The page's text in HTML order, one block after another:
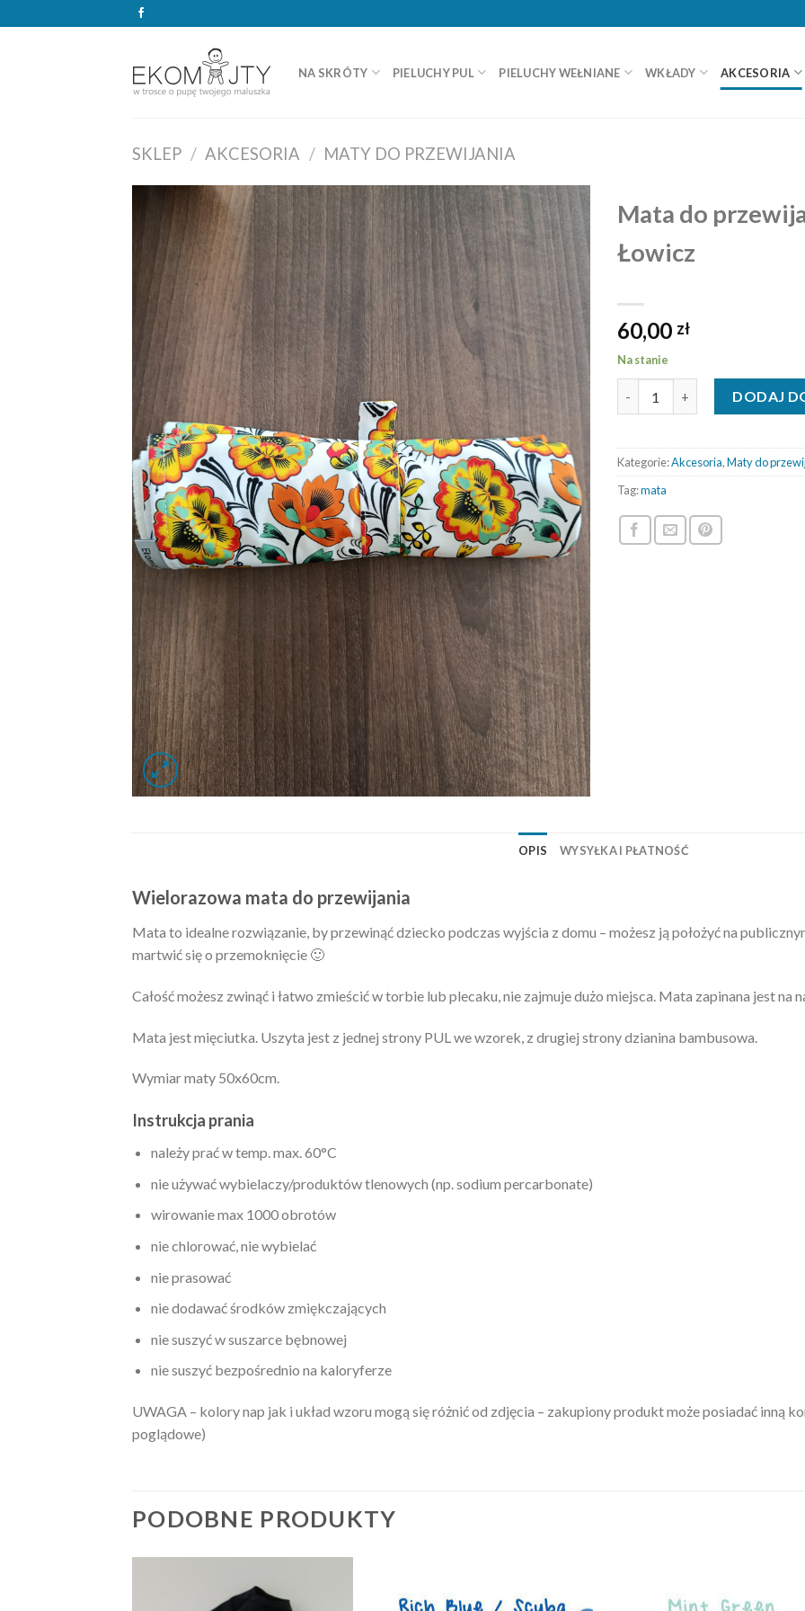
to
NA SKRÓTY PIELUCHY PUL PIELUCHY WEŁNIANE WKŁADY AKCESORIA
SKLEP / AKCESORIA / MATY DO PRZEWIJANIA
Mata do
Łowicz
60,00 zł
Na stanie
DODAJ
Kategorie:Akcesoria,Maty do
Tag:mata
OPIS WYSYŁKA I PŁATNOŚĆ
Wielorazowa mata do przewijania
Mata to idealne rozwiązanie, by przewinąć dziecko podczas wyjścia z domu – możesz ją położyć na
martwić się o przemoknięcie 🙂
Całość możesz zwinąć i łatwo zmieścić w torbie lub plecaku, nie zajmuje dużo miejsca. Mata zapinana jest na
Mata jest mięciutka. Uszyta jest z jednej strony PUL we wzorek, z drugiej strony dzianina bambusowa.
Wymiar maty 50x60cm.
Instrukcja prania
należy prać w temp. max. 60°C
nie używać wybielaczy/produktów tlenowych (np. sodium percarbonate)
wirowanie max 1000 obrotów
nie chlorować, nie wybielać
nie prasować
nie dodawać środków zmiękczających
nie suszyć w suszarce bębnowej
nie suszyć bezpośrednio na kaloryferze
UWAGA – kolory nap jak i układ wzoru mogą się różnić od zdjęcia – zakupiony produkt może posiadać inną
poglądowe)
PODOBNE PRODUKTY